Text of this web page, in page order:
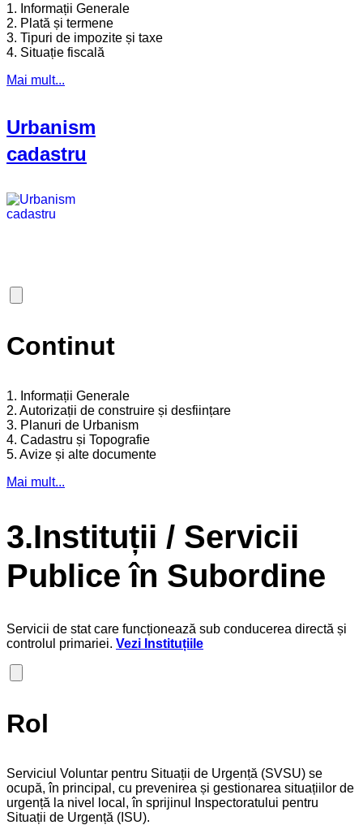
1. Informații Generale
2. Plată și termene
3. Tipuri de impozite și taxe
4. Situație fiscală
Mai mult...
Urbanism
cadastru
Continut
1. Informații Generale
2. Autorizații de construire și desființare
3. Planuri de Urbanism
4. Cadastru și Topografie
5. Avize și alte documente
Mai mult...
3.Instituții / Servicii
Publice în Subordine
Servicii de stat care funcționează sub conducerea directă și
controlul primariei. Vezi Instituțiile
Rol
Serviciul Voluntar pentru Situații de Urgență (SVSU) se
ocupă, în principal, cu prevenirea și gestionarea situațiilor de
urgență la nivel local, în sprijinul Inspectoratului pentru
Situații de Urgență (ISU).